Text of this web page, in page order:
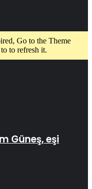
Go to the Theme
to refresh it.
Güneş, eşi